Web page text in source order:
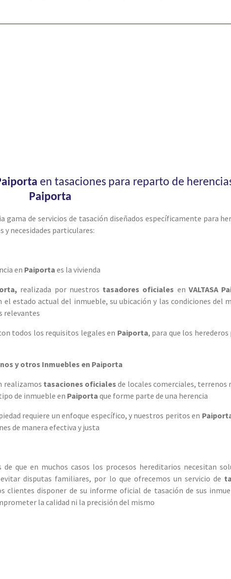
en tasaciones para reparto de
Paiporta
gama de servicios de tasación diseñados específicamente para
y necesidades particulares:
en Paiporta es la vivienda
realizada por nuestros tasadores oficiales enVALTASA
estado actual del inmueble, su ubicación y las condiciones del
relevantes
todos los requisitos legales en Paiporta, para que los herederos
y otros Inmuebles en Paiporta
realizamos tasaciones oficiales de locales comerciales, terrenos
de inmueble en Paiporta que forme parte de una herencia
requiere un enfoque específico, y nuestros peritos en
de manera efectiva y justa
de que en muchos casos los procesos hereditarios necesitan
disputas familiares, por lo que ofrecemos un servicio de
clientes disponer de su informe oficial de tasación de sus
la calidad ni la precisión del mismo